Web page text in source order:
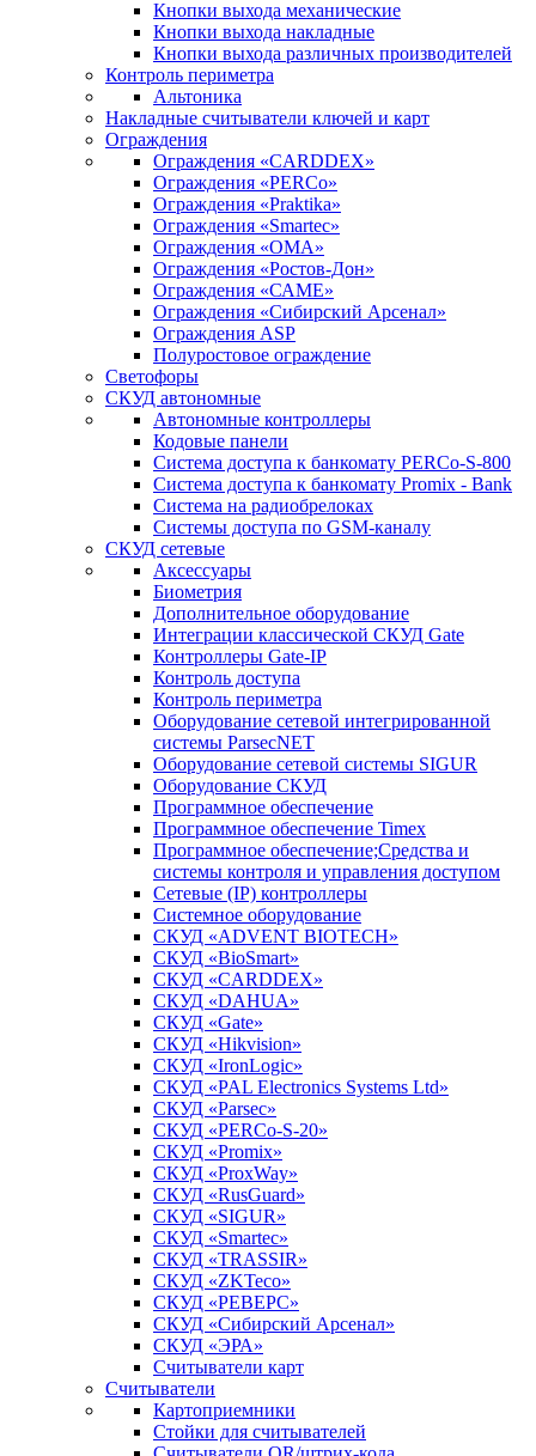
Кнопки выхода механические
Кнопки выхода накладные
Кнопки выхода различных производителей
Контроль периметра
Альтоника
Накладные считыватели ключей и карт
Ограждения
Ограждения «CARDDEX»
Ограждения «PERCo»
Ограждения «Praktika»
Ограждения «Smartec»
Ограждения «ОМА»
Ограждения «Ростов-Дон»
Ограждения «САМЕ»
Ограждения «Сибирский Арсенал»
Ограждения ASP
Полуростовое ограждение
Светофоры
СКУД автономные
Автономные контроллеры
Кодовые панели
Система доступа к банкомату PERCo-S-800
Система доступа к банкомату Promix - Bank
Система на радиобрелоках
Системы доступа по GSM-каналу
СКУД сетевые
Аксессуары
Биометрия
Дополнительное оборудование
Интеграции классической СКУД Gate
Контроллеры Gate-IP
Контроль доступа
Контроль периметра
Оборудование сетевой интегрированной
системы ParsecNET
Оборудование сетевой системы SIGUR
Оборудование СКУД
Программное обеспечение
Программное обеспечение Timex
Программное обеспечение;Средства и
системы контроля и управления доступом
Сетевые (IP) контроллеры
Системное оборудование
СКУД «ADVENT BIOTECH»
СКУД «BioSmart»
СКУД «CARDDEX»
СКУД «DAHUA»
СКУД «Gate»
СКУД «Hikvision»
СКУД «IronLogic»
СКУД «PAL Electronics Systems Ltd»
СКУД «Parsec»
СКУД «PERCo-S-20»
СКУД «Promix»
СКУД «ProxWay»
СКУД «RusGuard»
СКУД «SIGUR»
СКУД «Smartec»
СКУД «TRASSIR»
СКУД «ZKTeco»
СКУД «РЕВЕРС»
СКУД «Сибирский Арсенал»
СКУД «ЭРА»
Считыватели карт
Считыватели
Картоприемники
Стойки для считывателей